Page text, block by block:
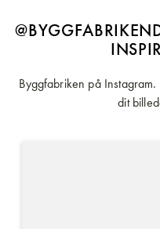
Byggfabriken på
dit